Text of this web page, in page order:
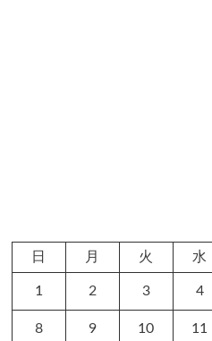
日 月 火 水
1 2 3 4
8 9 10 11